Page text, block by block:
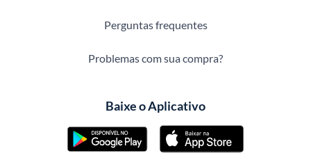
Perguntas frequentes
Problemas com sua compra?
Baixe o Aplicativo